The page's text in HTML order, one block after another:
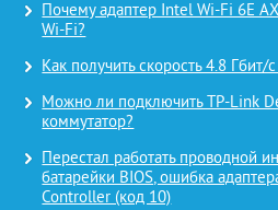
Почему адаптер Intel Wi-Fi 6E
Wi-Fi?
Как получить скорость 4.8 Гбит/
Можно ли подключить TP-Link
коммутатор?
Перестал работать проводной
батарейки BIOS, ошибка
Controller (код 10)